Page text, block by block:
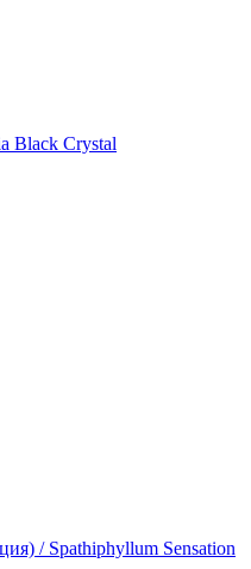
Black Crystal
/ Spathiphyllum Sensation